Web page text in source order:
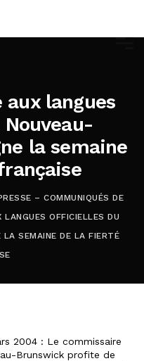
langues
la semaine
– COMMUNIQUÉS DE
LANGUES OFFICIELLES DU
LA SEMAINE DE LA FIERTÉ
2004 : Le commissaire
Brunswick profite de